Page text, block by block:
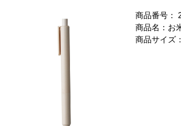
商品番号：
商品名：お
商品サイズ